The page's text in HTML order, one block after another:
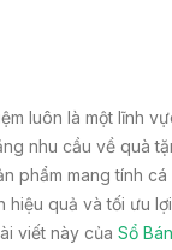
luôn là một lĩnh
nhu cầu về quà
phẩm mang tính
hiệu quả và tối ưu
viết này của Sổ